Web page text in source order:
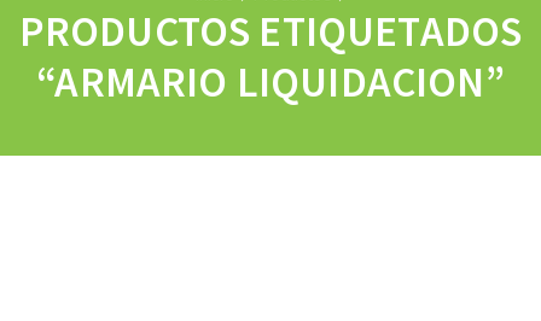
PRODUCTOS ETIQUETADOS
“ARMARIO LIQUIDACION”